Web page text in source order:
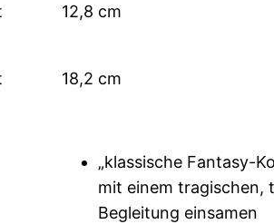
12,8 cm
18,2 cm
„klassische Fantasy-
mit einem tragischen,
Begleitung einsamen